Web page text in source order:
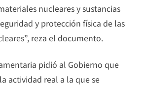
nucleares y sustancias
y protección física de las
reza el documento.
pidió al Gobierno que
actividad real a la que se